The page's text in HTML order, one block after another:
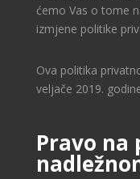
ćemo Vas o tome
izmjene politike
Ova politika
veljače 2019.
Pravo na